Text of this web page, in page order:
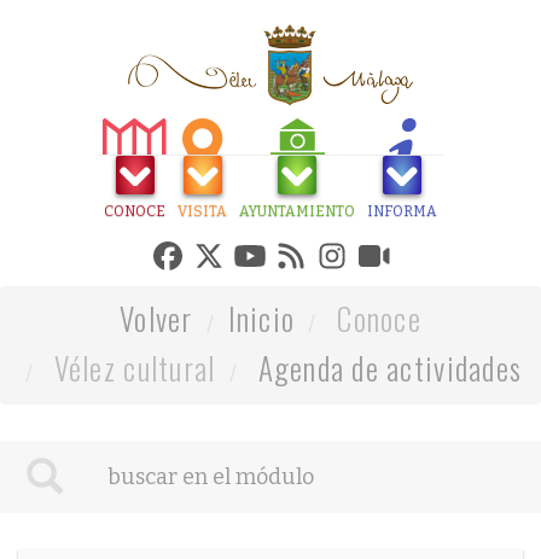
CONOCE VISITA AYUNTAMIENTO INFORMA
Volver Inicio
Conoce
Vélez cultural
Agenda de actividades